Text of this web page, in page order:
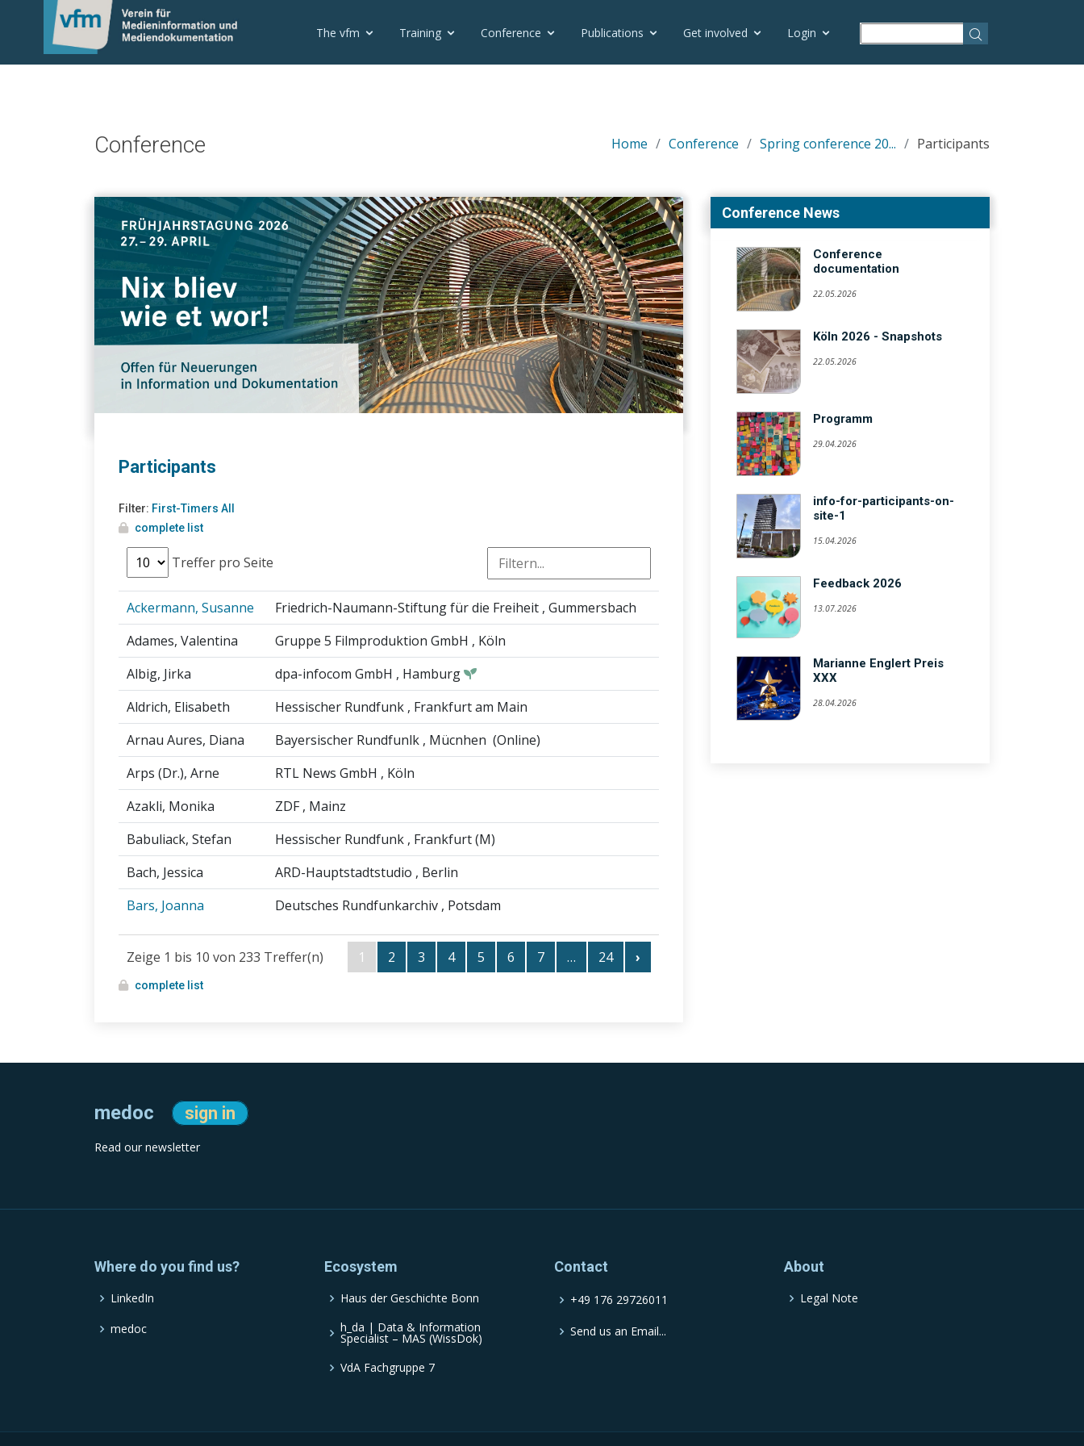
The vfm Training Conference Publications Get involved Login
Conference Home Conference Spring conference 20... Participants
Participants
Filter: First-Timers All
complete list
Treffer pro Seite
Ackermann, Susanne Friedrich-Naumann-Stiftung für die Freiheit , Gummersbach
Adames, Valentina
Gruppe 5 Filmproduktion GmbH , Köln
Albig, Jirka
dpa-infocom GmbH , Hamburg
Aldrich, Elisabeth
Hessischer Rundfunk , Frankfurt am Main
Arnau Aures, Diana
Bayersischer Rundfunlk , Mücnhen (Online)
Arps (Dr.), Arne
RTL News GmbH , Köln
Azakli, Monika
ZDF , Mainz
Babuliack, Stefan
Hessischer Rundfunk , Frankfurt (M)
Bach, Jessica
ARD-Hauptstadtstudio , Berlin
Bars, Joanna
Deutsches Rundfunkarchiv , Potsdam
Zeige 1 bis 10 von 233 Treffer(n) 1 2 3 4 5 6 7 … 24 ›
complete list
Conference News
Conference
documentation
22.05.2026
Köln 2026 - Snapshots
22.05.2026
Programm
29.04.2026
info-for-participants-on-
site-1
15.04.2026
Feedback 2026
13.07.2026
Marianne Englert Preis
XXX
28.04.2026
medoc sign in
Read our newsletter
Where do you find us?
LinkedIn
medoc
Ecosystem
Haus der Geschichte Bonn
h_da | Data & Information
Specialist – MAS (WissDok)
VdA Fachgruppe 7
Contact
+49 176 29726011
Send us an Email...
About
Legal Note